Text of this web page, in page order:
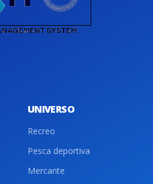
UNIVERSO
Recreo
Pesca deportiva
Mercante